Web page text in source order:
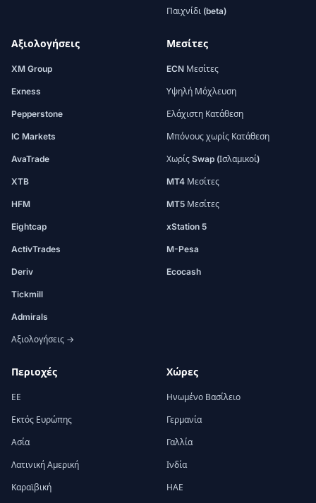
Παιχνίδι (beta)
Αξιολογήσεις
XM Group
Exness
Pepperstone
IC Markets
AvaTrade
XTB
HFM
Eightcap
ActivTrades
Deriv
Tickmill
Admirals
Αξιολογήσεις →
Μεσίτες
ECN Μεσίτες
Υψηλή Μόχλευση
Ελάχιστη Κατάθεση
Μπόνους χωρίς Κατάθεση
Χωρίς Swap (Ισλαμικοί)
MT4 Μεσίτες
MT5 Μεσίτες
xStation 5
M-Pesa
Ecocash
Περιοχές
ΕΕ
Εκτός Ευρώπης
Ασία
Λατινική Αμερική
Καραϊβική
Χώρες
Ηνωμένο Βασίλειο
Γερμανία
Γαλλία
Ινδία
ΗΑΕ